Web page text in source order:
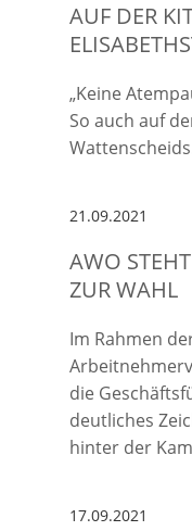
AUF DER
„Keine
So auch auf
21.09.2021
AWO
ZUR WAHL
Im Rahmen
die
deutliches
hinter der
17.09.2021